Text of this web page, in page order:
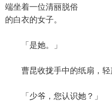
端坐着一位清丽脱俗
的白衣的女子。
「是她。」
曹昆收拢手中的纸扇，轻
「少爷，您认识她？」